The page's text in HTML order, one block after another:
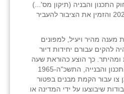
התכנון והבניה (תיקון מס'...)
והוראת שעה, התשפ"ד – 2023 והזמין את הציבור להעביר
מהיר ויעיל, למפונים
להקים עבורם יחידות דיור
ומהיתר. כך הוצע כהוראת שעה
למשך שנה, לתקן את חוק התכנון והבנייה, התשכ"ה-1965
צו עבור הקמת מבנים בפטור
שיבוצעו על ידי המדינה או